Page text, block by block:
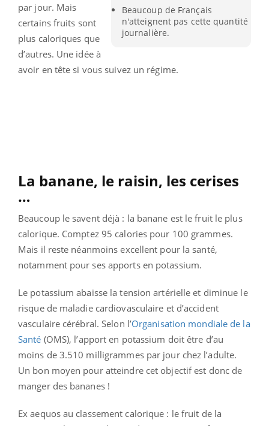
Beaucoup de Français
n'atteignent pas cette quantité
journalière.
par jour. Mais
certains fruits sont
plus caloriques que
d’autres. Une idée à
avoir en tête si vous suivez un régime.
La banane, le raisin, les cerises
…
Beaucoup le savent déjà : la banane est le fruit le plus
calorique. Comptez 95 calories pour 100 grammes.
Mais il reste néanmoins excellent pour la santé,
notamment pour ses apports en potassium.
Le potassium abaisse la tension artérielle et diminue le
risque de maladie cardiovasculaire et d’accident
vasculaire cérébral. Selon l’Organisation mondiale de la
Santé (OMS), l’apport en potassium doit être d’au
moins de 3.510 milligrammes par jour chez l’adulte.
Un bon moyen pour atteindre cet objectif est donc de
manger des bananes !
Ex aequos au classement calorique : le fruit de la